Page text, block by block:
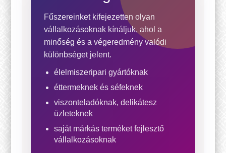
Fűszereinket kifejezetten olyan
vállalkozásoknak kínáljuk, ahol a
minőség és a végeredmény valódi
különbséget jelent.
élelmiszeripari gyártóknak
éttermeknek és séfeknek
viszonteladóknak, delikátesz
üzleteknek
saját márkás terméket fejlesztő
vállalkozásoknak